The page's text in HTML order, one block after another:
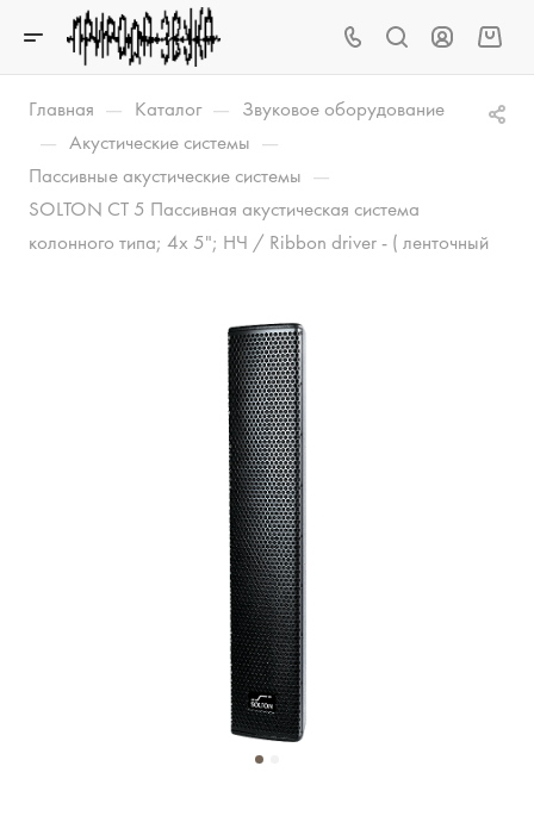
Главная — Каталог — Звуковое оборудование
— Акустические системы —
Пассивные акустические системы —
SOLTON CT 5 Пассивная акустическая система
колонного типа; 4x 5"; НЧ / Ribbon driver - ( ленточный